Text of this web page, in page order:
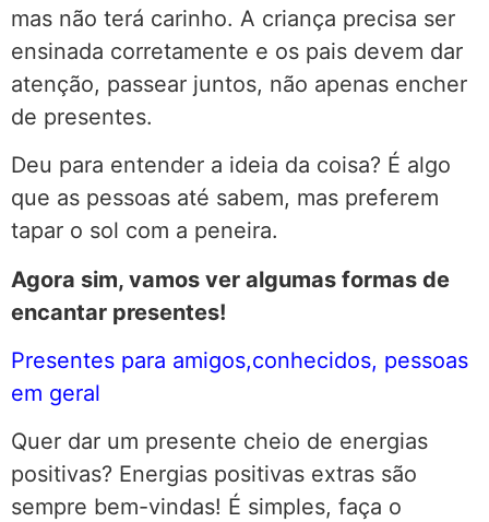
mas não terá carinho. A criança precisa ser
ensinada corretamente e os pais devem dar
atenção, passear juntos, não apenas encher
de presentes.
Deu para entender a ideia da coisa? É algo
que as pessoas até sabem, mas preferem
tapar o sol com a peneira.
Agora sim, vamos ver algumas formas de
encantar presentes!
Presentes para amigos,conhecidos, pessoas
em geral
Quer dar um presente cheio de energias
positivas? Energias positivas extras são
sempre bem-vindas! É simples, faça o